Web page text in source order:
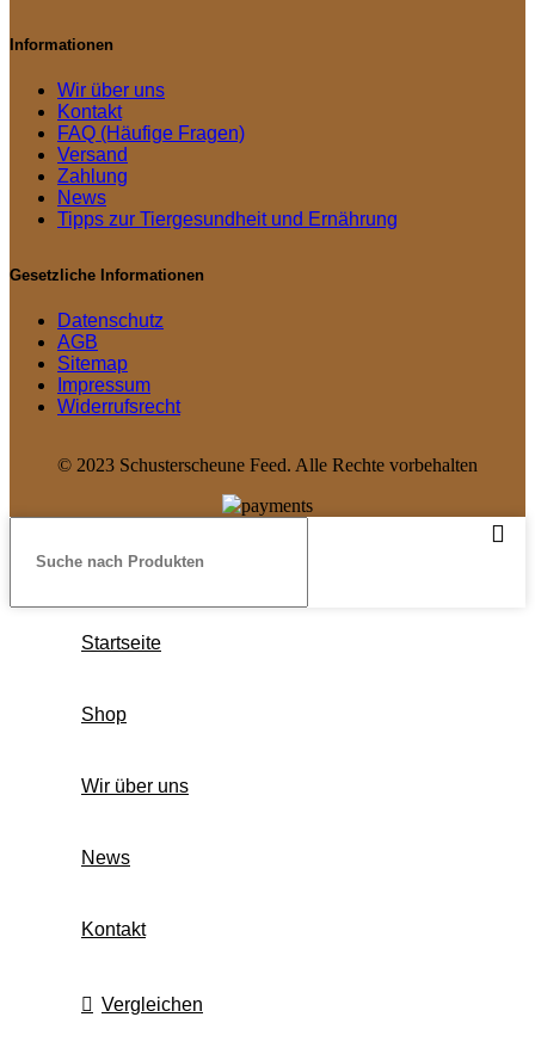
Informationen
Wir über uns
Kontakt
FAQ (Häufige Fragen)
Versand
Zahlung
News
Tipps zur Tiergesundheit und Ernährung
Gesetzliche Informationen
Datenschutz
AGB
Sitemap
Impressum
Widerrufsrecht
© 2023 Schusterscheune Feed. Alle Rechte vorbehalten
Startseite
Shop
Wir über uns
News
Kontakt
Vergleichen